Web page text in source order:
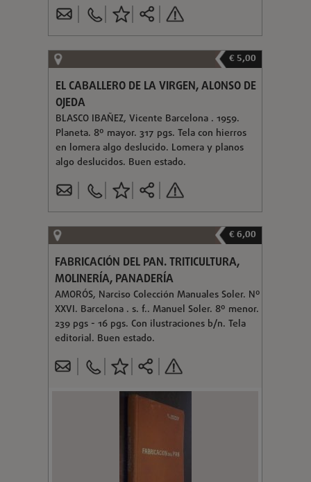
€ 5,00
EL CABALLERO DE LA VIRGEN, ALONSO DE
OJEDA
BLASCO IBAÑEZ, Vicente Barcelona . 1959.
Planeta. 8º mayor. 317 pgs. Tela con hierros
en lomera algo deslucido. Lomera y planos
algo deslucidos. Buen estado.
€ 6,00
FABRICACIÓN DEL PAN. TRITICULTURA,
MOLINERÍA, PANADERÍA
AMORÓS, Narciso Colección Manuales Soler. Nº
XXVI. Barcelona . s. f.. Manuel Soler. 8º menor.
239 pgs - 16 pgs. Con ilustraciones b/n. Tela
editorial. Buen estado.